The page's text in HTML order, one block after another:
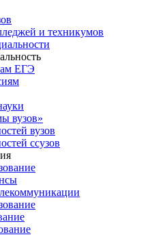
и техникумов
ЕГЭ
вузов»
вузов
ссузов